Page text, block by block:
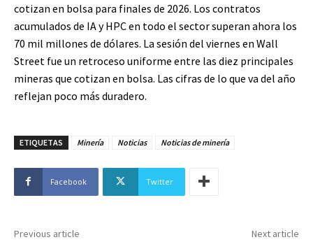
cotizan en bolsa para finales de 2026. Los contratos
acumulados de IA y HPC en todo el sector superan ahora los
70 mil millones de dólares. La sesión del viernes en Wall
Street fue un retroceso uniforme entre las diez principales
mineras que cotizan en bolsa. Las cifras de lo que va del año
reflejan poco más duradero.
ETIQUETAS Minería Noticias Noticias de minería
Facebook Twitter
Previous article Next article